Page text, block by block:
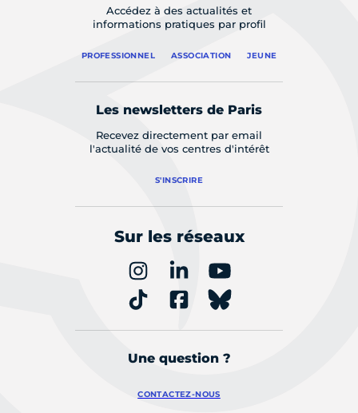
Accédez à des actualités et
informations pratiques par profil
PROFESSIONNEL ASSOCIATION JEUNE
Les newsletters de Paris
Recevez directement par email
l'actualité de vos centres d'intérêt
S'INSCRIRE
Sur les réseaux
Une question ?
CONTACTEZ-NOUS